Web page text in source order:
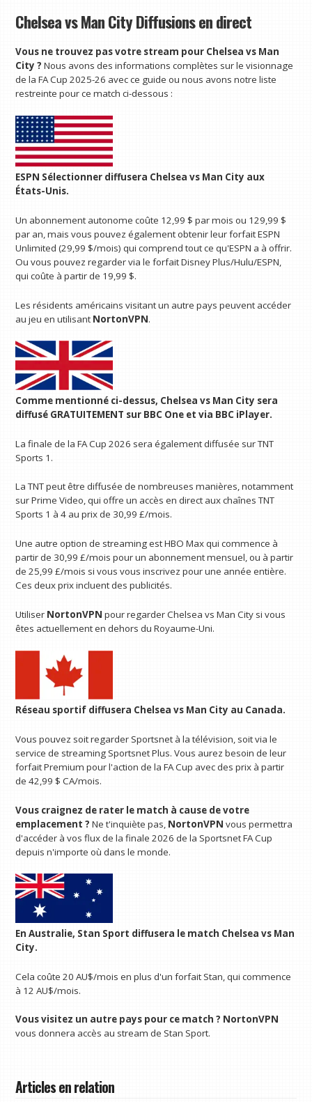
Chelsea vs Man City Diffusions en direct
Vous ne trouvez pas votre stream pour Chelsea vs Man
City ? Nous avons des informations complètes sur le visionnage
de la FA Cup 2025-26 avec ce guide ou nous avons notre liste
restreinte pour ce match ci-dessous :
ESPN Sélectionner diffusera Chelsea vs Man City aux
États-Unis.
Un abonnement autonome coûte 12,99 $ par mois ou 129,99 $
par an, mais vous pouvez également obtenir leur forfait ESPN
Unlimited (29,99 $/mois) qui comprend tout ce qu'ESPN a à offrir.
Ou vous pouvez regarder via le forfait Disney Plus/Hulu/ESPN,
qui coûte à partir de 19,99 $.
Les résidents américains visitant un autre pays peuvent accéder
au jeu en utilisant NortonVPN.
Comme mentionné ci-dessus, Chelsea vs Man City sera
diffusé GRATUITEMENT sur BBC One et via BBC iPlayer.
La finale de la FA Cup 2026 sera également diffusée sur TNT
Sports 1.
La TNT peut être diffusée de nombreuses manières, notamment
sur Prime Video, qui offre un accès en direct aux chaînes TNT
Sports 1 à 4 au prix de 30,99 £/mois.
Une autre option de streaming est HBO Max qui commence à
partir de 30,99 £/mois pour un abonnement mensuel, ou à partir
de 25,99 £/mois si vous vous inscrivez pour une année entière.
Ces deux prix incluent des publicités.
Utiliser NortonVPN pour regarder Chelsea vs Man City si vous
êtes actuellement en dehors du Royaume-Uni.
Réseau sportif diffusera Chelsea vs Man City au Canada.
Vous pouvez soit regarder Sportsnet à la télévision, soit via le
service de streaming Sportsnet Plus. Vous aurez besoin de leur
forfait Premium pour l'action de la FA Cup avec des prix à partir
de 42,99 $ CA/mois.
Vous craignez de rater le match à cause de votre
emplacement ?Ne t'inquiète pas, NortonVPN vous permettra
d'accéder à vos flux de la finale 2026 de la Sportsnet FA Cup
depuis n'importe où dans le monde.
En Australie, Stan Sport diffusera le match Chelsea vs Man
City.
Cela coûte 20 AU$/mois en plus d'un forfait Stan, qui commence
à 12 AU$/mois.
Vous visitez un autre pays pour ce match ? NortonVPN
vous donnera accès au stream de Stan Sport.
Articles en relation